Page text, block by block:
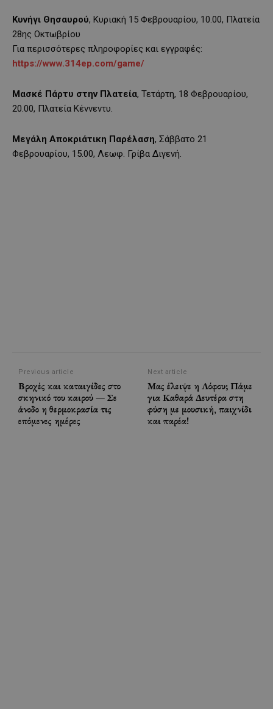
Κυνήγι Θησαυρού, Κυριακή 15 Φεβρουαρίου, 10.00, Πλατεία
28ης Οκτωβρίου
Για περισσότερες πληροφορίες και εγγραφές:
https://www.314ep.com/game/
Μασκέ Πάρτυ στην Πλατεία, Τετάρτη, 18 Φεβρουαρίου,
20.00, Πλατεία Κέννεντυ.
Μεγάλη Αποκριάτικη Παρέλαση, Σάββατο 21
Φεβρουαρίου, 15.00, Λεωφ. Γρίβα Διγενή.
Previous article
Βροχές και καταιγίδες στο
σκηνικό του καιρού — Σε
άνοδο η θερμοκρασία τις
επόμενες ημέρες
Next article
Μας έλειψε η Λόφου; Πάμε
για Καθαρά Δευτέρα στη
φύση με μουσική, παιχνίδι
και παρέα!